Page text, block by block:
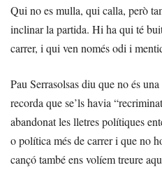
Qui no es mulla, qui calla, però
inclinar la partida. Hi ha qui té
carrer, i qui ven només odi i
Pau Serrasolsas diu que no és
recorda que se’ls havia
abandonat les lletres polítiques
o política més de carrer i que no
cançó també ens volíem treure